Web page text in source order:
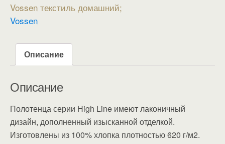
Vossen текстиль домашний
Vossen
Описание
Описание
Полотенца серии High Line имеют лаконичный
дизайн, дополненный изысканной отделкой.
Изготовлены из 100% хлопка плотностью 620 г/м2.